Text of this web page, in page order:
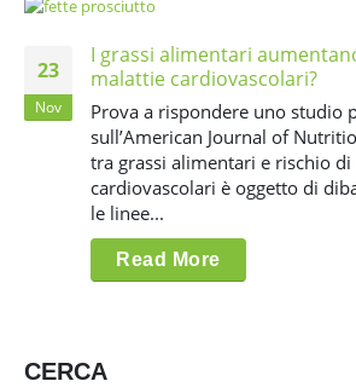
23
Nov
I grassi alimentari
malattie cardiovascolari?
Prova a rispondere uno studio
sull’American Journal of
tra grassi alimentari e rischio
cardiovascolari è oggetto di
le linee...
Read More
CERCA